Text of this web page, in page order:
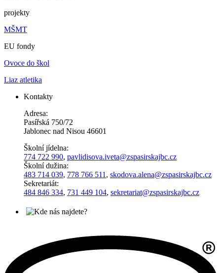
projekty
MŠMT
EU fondy
Ovoce do škol
Liaz atletika
Kontakty
Adresa:
Pasířská 750/72
Jablonec nad Nisou 46601
Školní jídelna:
774 722 990, pavlidisova.iveta@zspasirskajbc.cz
Školní dužina:
483 714 039, 778 766 511 , skodova.alena@zspasirskajbc.cz
Sekretariát:
484 846 334, 731 449 104, sekretariat@zspasirskajbc.cz